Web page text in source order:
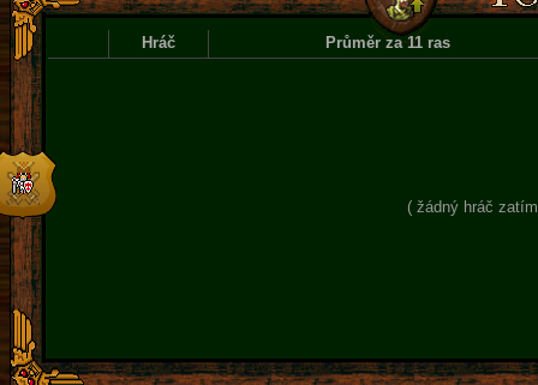
Hráč Průměr za 11 ras
( žádný hráč